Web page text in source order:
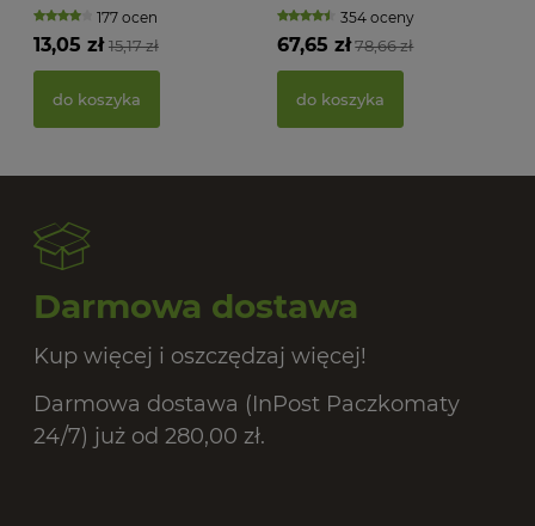
177 ocen
15,17 zł
13,05 zł
do koszyka
354 oceny
78,66 zł
67,65 zł
do koszyka
Darmowa dostawa
Kup więcej i oszczędzaj więcej!
Darmowa dostawa (InPost Paczkomaty
24/7) już od 280,00 zł.